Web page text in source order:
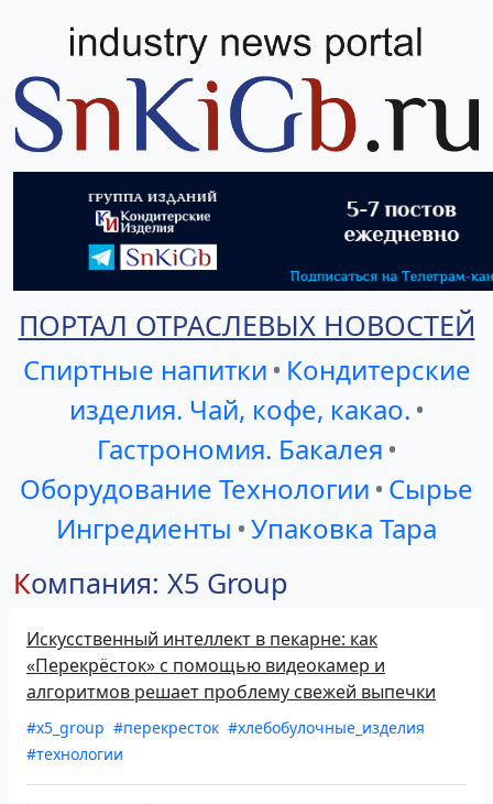
ПОРТАЛ ОТРАСЛЕВЫХ НОВОСТЕЙ
Спиртные напитки • Кондитерские
изделия. Чай, кофе, какао. •
Гастрономия. Бакалея •
Оборудование Технологии • Сырье
Ингредиенты •Упаковка Тара
Компания: X5 Group
Искусственный интеллект в пекарне: как
«Перекрёсток» с помощью видеокамер и
алгоритмов решает проблему свежей выпечки
#x5_group #перекресток #хлебобулочные_изделия
#технологии